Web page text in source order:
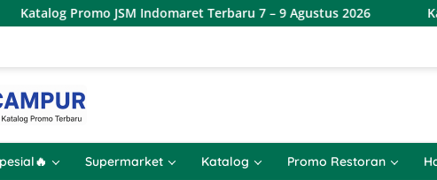
Katalog Promo JSM Indomaret Terbaru 7 – 9 Agustus 2026
Supermarket Katalog Promo Restoran